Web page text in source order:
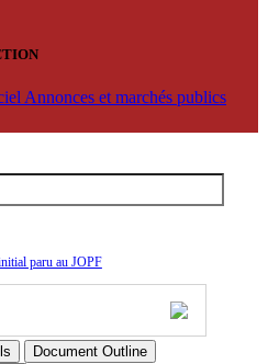
Annonces et marchés publics
paru au JOPF
Document Outline